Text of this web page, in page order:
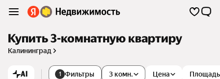
Купить 3-комнатную квартиру
Калининград
AI 1 Фильтры 3 комн. Цена Площадь